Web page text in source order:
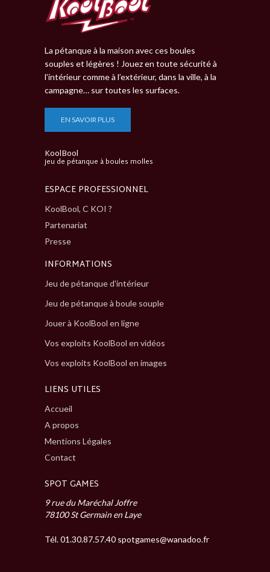
La pétanque à la maison avec ces boules
souples et légères ! Jouez en toute sécurité à
l’intérieur comme à l’extérieur, dans la ville, à la
campagne… sur toutes les surfaces.
EN SAVOIR PLUS
KoolBool
Jeu de pétanque à boules molles
ESPACE PROFESSIONNEL
KoolBool, C KOI ?
Partenariat
Presse
INFORMATIONS
Jeu de pétanque d'intérieur
Jeu de pétanque à boule souple
Jouer à KoolBool en ligne
Vos exploits KoolBool en vidéos
Vos exploits KoolBool en images
LIENS UTILES
Accueil
A propos
Mentions Légales
Contact
SPOT GAMES
9 rue du Maréchal Joffre
78100 St Germain en Laye
Tél. 01.30.87.57.40 spotgames@wanadoo.fr